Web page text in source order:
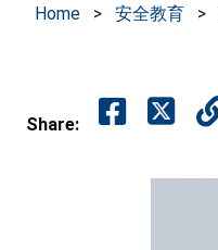
Home > 安全教育 >
Share: